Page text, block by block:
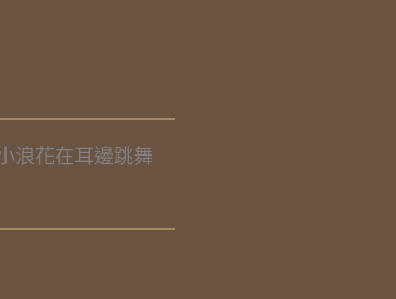
浪花在耳邊跳舞